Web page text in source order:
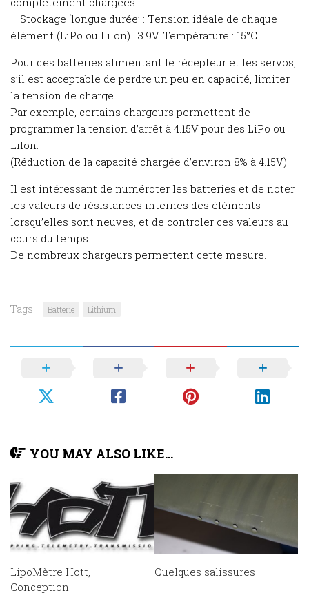
– Stockage ‘longue durée’ : Tension idéale de chaque
élément (LiPo ou LiIon) : 3.9V. Température : 15°C.
Pour des batteries alimentant le récepteur et les servos,
s’il est acceptable de perdre un peu en capacité, limiter
la tension de charge.
Par exemple, certains chargeurs permettent de
programmer la tension d’arrêt à 4.15V pour des LiPo ou
LiIon.
(Réduction de la capacité chargée d’environ 8% à 4.15V)
Il est intéressant de numéroter les batteries et de noter
les valeurs de résistances internes des éléments
lorsqu’elles sont neuves, et de controler ces valeurs au
cours du temps.
De nombreux chargeurs permettent cette mesure.
Tags: Batterie Lithium
YOU MAY ALSO LIKE...
LipoMètre Hott,
Conception
Quelques salissures